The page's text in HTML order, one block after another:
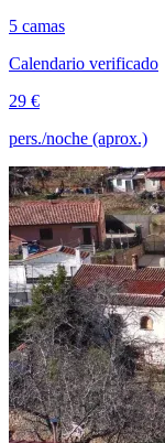
5 camas
Calendario verificado
29 €
pers./noche (aprox.)